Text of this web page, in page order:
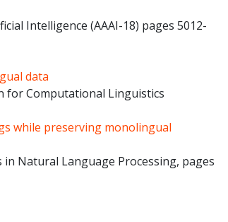
Intelligence (AAAI-18) pages 5012-
data
for Computational Linguistics
while preserving monolingual
Natural Language Processing, pages